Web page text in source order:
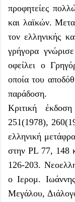
προφητείες
και λαϊκών.
τον ελληνικής
γρήγορα
οφείλει ο
οποία του
παράδοση.
Κριτική
251(1978),
ελληνική
στην PL 77, 148
126-203.
ο Ιερομ.
Μεγάλου,